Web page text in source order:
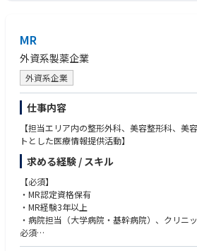
・Baxterの病院向けケア・ポートフォリオを
・患者モニタリングシステム、心臓診断機器
覚スクリーニング技術など、信頼性の高い製
・医療従事者が患者のベッドサイドで、安全
るよう支援する製品・ソリューションを提供し
【募集エリア】
・関西～西日本エリア(出張あり)
※バスクタージャパン㈱で採用後、グループ
llyn 社」へ出向となります。
MR
外資系製薬企業
外資系企業
仕事内容
【担当エリア内の整形外科、美容整形科、美
トとした医療情報提供活動】
求める経験 / スキル
【必須】
・MR認定資格保有
・MR経験3年以上
・病院担当（大学病院・基幹病院）、クリニ
必須